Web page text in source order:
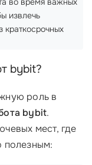
извлечь
bybit?
роль в
bybit.
мест, где
полезным: